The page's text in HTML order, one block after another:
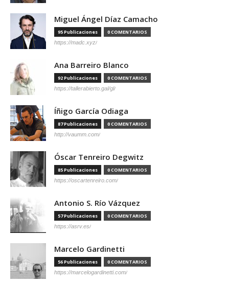
Miguel Ángel Díaz Camacho
95 Publicaciones 0 COMENTARIOS
https://madc.xyz/
Ana Barreiro Blanco
92 Publicaciones 0 COMENTARIOS
https://tallerabierto.gal/gl/
Íñigo García Odiaga
87 Publicaciones 0 COMENTARIOS
http://vaumm.com/
Óscar Tenreiro Degwitz
85 Publicaciones 0 COMENTARIOS
https://oscartenreiro.com/
Antonio S. Río Vázquez
57 Publicaciones 0 COMENTARIOS
https://asrv.es/
Marcelo Gardinetti
56 Publicaciones 0 COMENTARIOS
https://marcelogardinetti.com/